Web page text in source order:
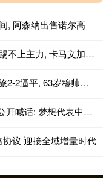
, 阿森纳出售诺尔高
中华金配 马卡: 穆帅麾下卡雷拉斯肯定踢不上主力, 卡马文加更没戏
新影宝 两球领先都不赢, 皇马遭意甲劲旅2-2逼平, 63岁穆帅无缘上任2连胜
盈珑操盘 国足归化目标+1! “航体之王”公开喊话: 梦想代表中国队出战!
议 迎接全域增量时代